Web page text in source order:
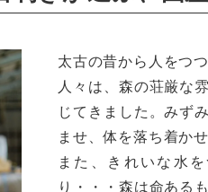
太古の昔から人をつ
人々は、森の荘厳な
じてきました。みず
ませ、体を落ち着か
また、きれいな水
り・・・森は命ある